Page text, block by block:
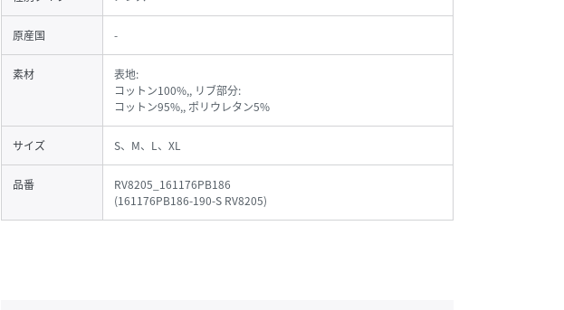
原産国 -
素材
表地:
コットン100%,, リブ部分:
コットン95%,, ポリウレタン5%
サイズ S、M、L、XL
品番
RV8205_161176PB186
(161176PB186-190-S RV8205)